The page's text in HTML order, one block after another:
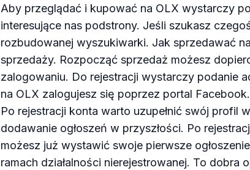
Aby przeglądać i kupować na OLX wystarczy
interesujące nas podstrony. Jeśli szukasz
rozbudowanej wyszukiwarki. Jak sprzedawać
sprzedaży. Rozpocząć sprzedaż możesz
zalogowaniu. Do rejestracji wystarczy podanie
na OLX zalogujesz się poprzez portal Facebook.
Po rejestracji konta warto uzupełnić swój profil
dodawanie ogłoszeń w przyszłości. Po
możesz już wystawić swoje pierwsze
ramach działalności nierejestrowanej. To dobra